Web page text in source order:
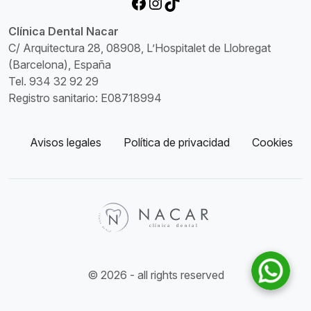
Clínica Dental Nacar
C/ Arquitectura 28, 08908, L’Hospitalet de Llobregat
(Barcelona), España
Tel. 934 32 92 29
Registro sanitario: E08718994
Avisos legales Política de privacidad Cookies
© 2026 - all rights reserved